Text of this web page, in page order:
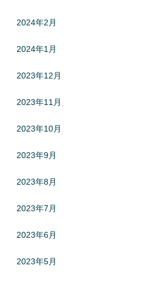
2024年2月
2024年1月
2023年12月
2023年11月
2023年10月
2023年9月
2023年8月
2023年7月
2023年6月
2023年5月